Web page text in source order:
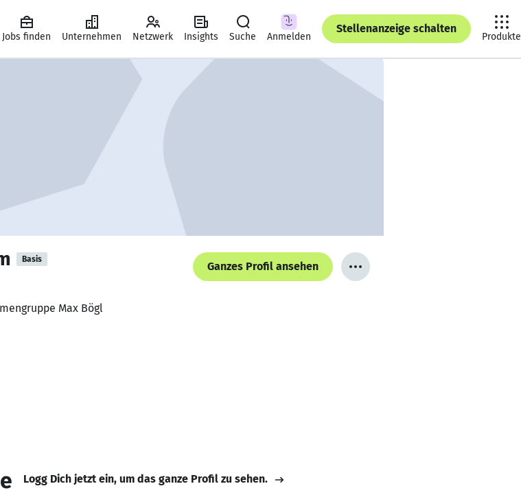
Jobs finden Unternehmen Netzwerk Insights Suche Anmelden
Stellenanzeige schalten
Produkte
Basis
Ganzes Profil ansehen
Max Bögl
Logg Dich jetzt ein, um das ganze Profil zu sehen.